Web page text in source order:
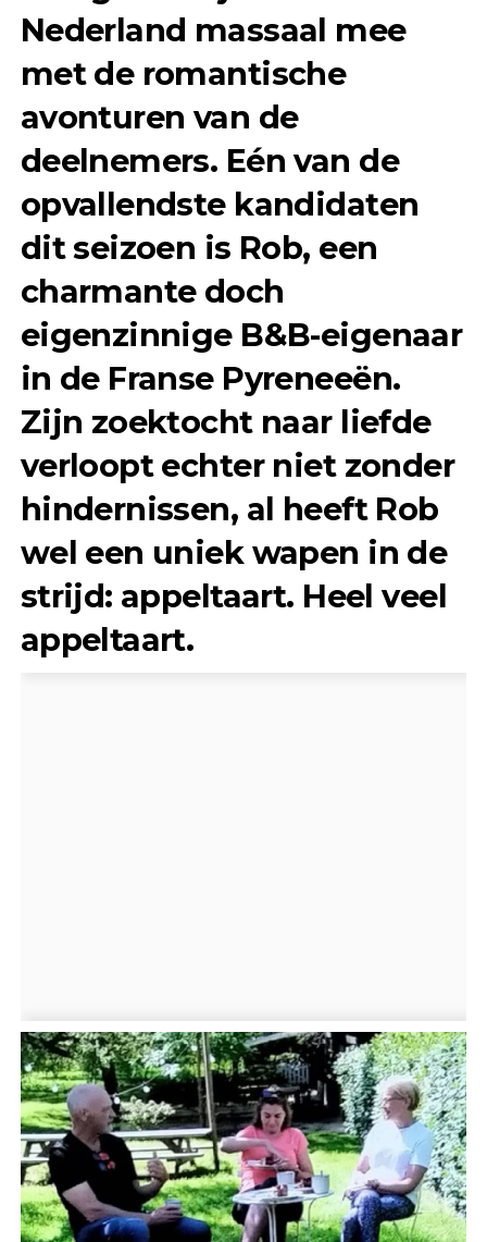
Nederland massaal mee
met de romantische
avonturen van de
deelnemers. Eén van de
opvallendste kandidaten
dit seizoen is Rob, een
charmante doch
eigenzinnige B&B-eigenaar
in de Franse Pyreneeën.
Zijn zoektocht naar liefde
verloopt echter niet zonder
hindernissen, al heeft Rob
wel een uniek wapen in de
strijd: appeltaart. Heel veel
appeltaart.